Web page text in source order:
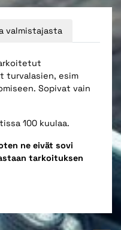
valmistajasta
turvalasien, esim
Sopivat vain
100 kuulaa.
ne eivät sovi
tarkoituksen